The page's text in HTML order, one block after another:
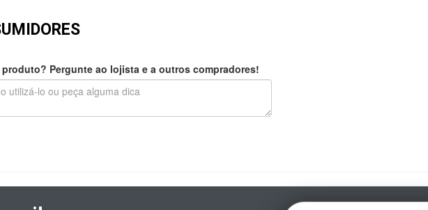
Pergunte ao lojista e a outros compradores!